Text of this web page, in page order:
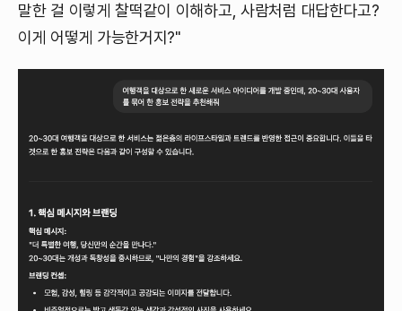
말한 걸 이렇게 찰떡같이 이해하고, 사람처럼 대답한다고?
이게 어떻게 가능한거지?"